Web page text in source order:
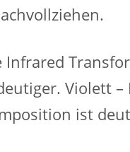
Infrared
Violett
ist